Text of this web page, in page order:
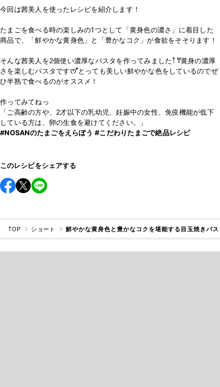
今回は茜美人を使ったレシピを紹介します！
たまごを食べる時の楽しみの1つとして「黄身色の濃さ」に着目した
商品で、「鮮やかな黄身色」と「豊かなコク」が食欲をそそります！
そんな茜美人を2個使い濃厚なパスタを作ってみました‎𐩢𐩺黄身の濃厚
さを楽しむパスタですꯁꯧとっても美しい鮮やかな色をしているのでぜ
ひ半熟で食べるのがオススメ！
作ってみてねっ
「ご高齢の方や、2才以下の乳幼児、妊娠中の女性、免疫機能が低下
#NOSANのたまごをえらぼう #こだわりたまごで絶品レシピ
このレシピをシェアする
TOP ショート 鮮やかな黄身色と豊かなコクを堪能する目玉焼きパ